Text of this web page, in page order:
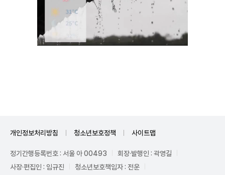
개인정보처리방침 청소년보호정책 사이트맵
정기간행등록번호 : 서울 아 00493
회장·발행인 : 곽영길
사장·편집인 : 임규진
청소년보호책임자 : 전운